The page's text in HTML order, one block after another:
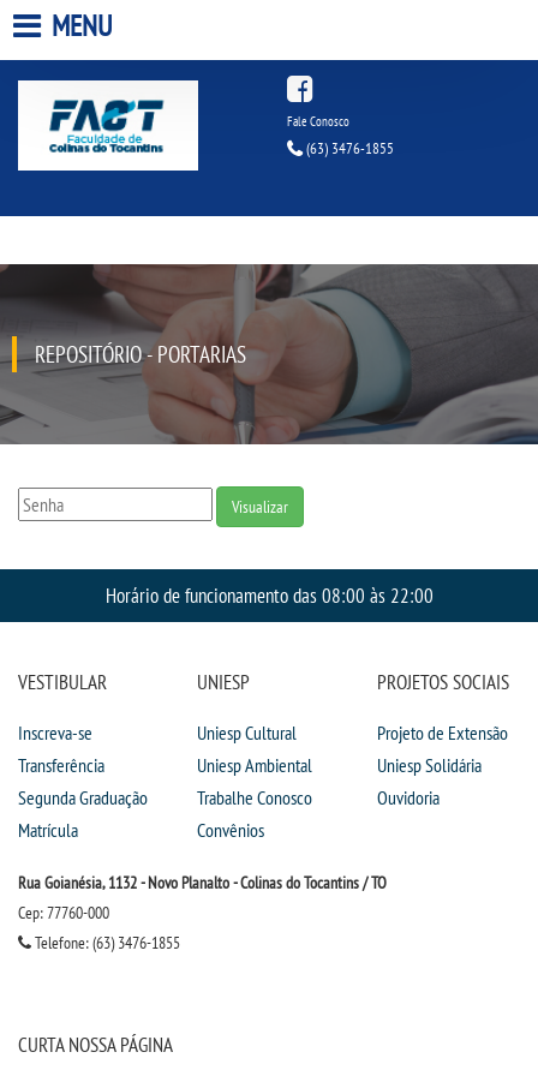
QUEM SOMOS
INFRAESTRUTURA
CPA
PROUNI
FIES
CURSOS
LICENCIATURAS
TECNOLÓGICOS
MENU
Fale Conosco
(63) 3476-1855
REPOSITÓRIO - PORTARIAS
Visualizar
Horário de funcionamento das 08:00 às 22:00
VESTIBULAR
Inscreva-se
Transferência
Segunda Graduação
Matrícula
UNIESP
Uniesp Cultural
Uniesp Ambiental
Trabalhe Conosco
Convênios
PROJETOS SOCIAIS
Projeto de Extensão
Uniesp Solidária
Ouvidoria
Rua Goianésia, 1132 - Novo Planalto - Colinas do Tocantins / TO
Cep: 77760-000
Telefone: (63) 3476-1855
CURTA NOSSA PÁGINA